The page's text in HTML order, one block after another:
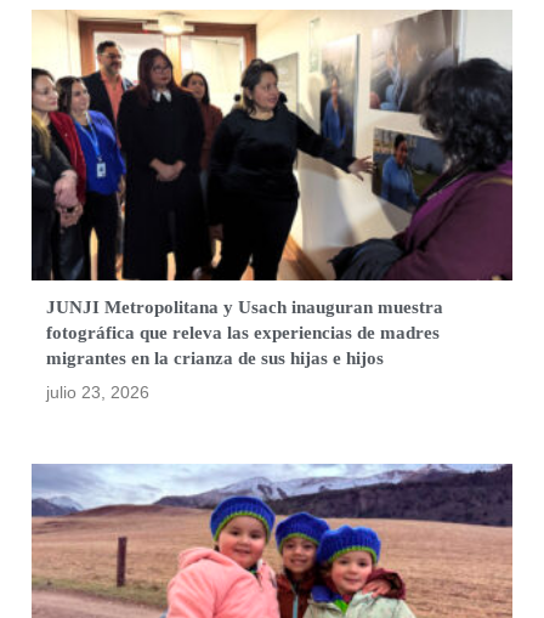
JUNJI Metropolitana y Usach inauguran muestra
fotográfica que releva las experiencias de madres
migrantes en la crianza de sus hijas e hijos
julio 23, 2026